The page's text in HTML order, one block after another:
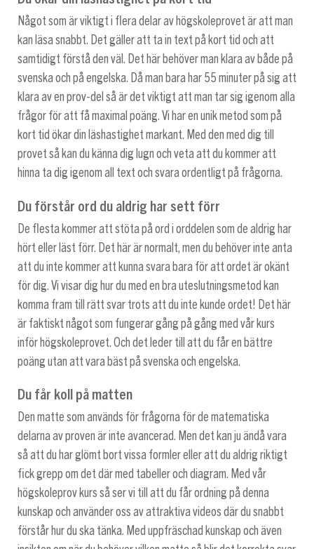
Något som är viktigt i flera delar av högskoleprovet är att man
kan läsa snabbt. Det gäller att ta in text på kort tid och att
samtidigt förstå den väl. Det här behöver man klara av både på
svenska och på engelska. Då man bara har 55 minuter på sig att
klara av en prov-del så är det viktigt att man tar sig igenom alla
frågor för att få maximal poäng. Vi har en unik metod som på
kort tid ökar din läshastighet markant. Med den med dig till
provet så kan du känna dig lugn och veta att du kommer att
hinna ta dig igenom all text och svara ordentligt på frågorna.
Du förstår ord du aldrig har sett förr
De flesta kommer att stöta på ord i orddelen som de aldrig har
hört eller läst förr. Det här är normalt, men du behöver inte anta
att du inte kommer att kunna svara bara för att ordet är okänt
för dig. Vi visar dig hur du med en bra uteslutningsmetod kan
komma fram till rätt svar trots att du inte kunde ordet! Det här
är faktiskt något som fungerar gång på gång med vår kurs
inför högskoleprovet. Och det leder till att du får en bättre
poäng utan att vara bäst på svenska och engelska.
Du får koll på matten
Den matte som används för frågorna för de matematiska
delarna av proven är inte avancerad. Men det kan ju ändå vara
så att du har glömt bort vissa formler eller att du aldrig riktigt
fick grepp om det där med tabeller och diagram. Med vår
högskoleprov kurs så ser vi till att du får ordning på denna
kunskap och använder oss av attraktiva videos där du snabbt
förstår hur du ska tänka. Med uppfräschad kunskap och även